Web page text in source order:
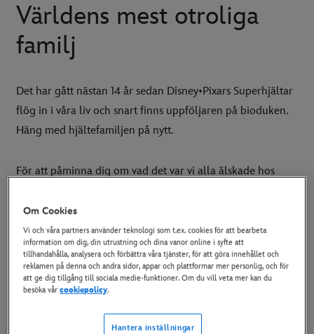
Världens mest otroliga
familj
Det har gått nästan 14 år sedan Disney•Pixars Superhjältar
flög in i våra liv och snart finns uppföljaren på bioduken.
Häng med hjältefamiljen på nytt.
För att påminna dig om vad det var vi alla älskade hos
har vi sammanställt en lista över den brottsbekämpande
familjen och deras superkrafter.
Om Cookies
Vi och våra partners använder teknologi som t.ex. cookies för att bearbeta
information om dig, din utrustning och dina vanor online i syfte att
tillhandahålla, analysera och förbättra våra tjänster, för att göra innehållet och
reklamen på denna och andra sidor, appar och plattformar mer personlig, och för
att ge dig tillgång till sociala medie-funktioner. Om du vill veta mer kan du
besöka vårcookiepolicy.
Hantera inställningar